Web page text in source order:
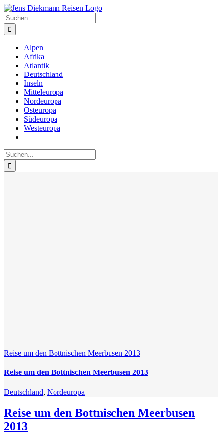
Zum
Inhalt
springen
Suche
nach:
Alpen
Afrika
Atlantik
Deutschland
Inseln
Mitteleuropa
Nordeuropa
Osteuropa
Südeuropa
Westeuropa
Suche
nach:
Reise um den Bottnischen Meerbusen 2013
Reise um den Bottnischen Meerbusen 2013
Deutschland, Nordeuropa
Reise um den Bottnischen Meerbusen
2013